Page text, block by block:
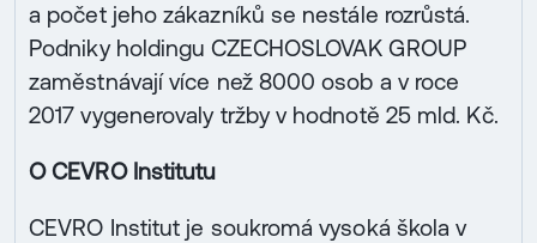
a počet jeho zákazníků se nestále rozrůstá.
Podniky holdingu CZECHOSLOVAK GROUP
zaměstnávají více než 8000 osob a v roce
2017 vygenerovaly tržby v hodnotě 25 mld. Kč.
O CEVRO Institutu
CEVRO Institut je soukromá vysoká škola v